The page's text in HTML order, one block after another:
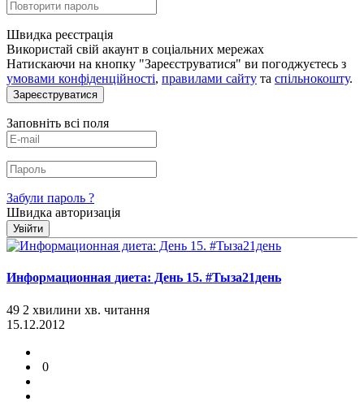
Швидка реєстрація
Використай свій акаунт в соціальних мережах
Натискаючи на кнопку "Зареєструватися" ви погоджуєтесь з
умовами конфіденційності, правилами сайту та спільнокошту.
Зареєструватися
Заповніть всі поля
Забули пароль ?
Швидка авторизація
Увійти
Информационная диета: День 15. #Тыза21день
49 2 хвилини хв. читання
15.12.2012
0